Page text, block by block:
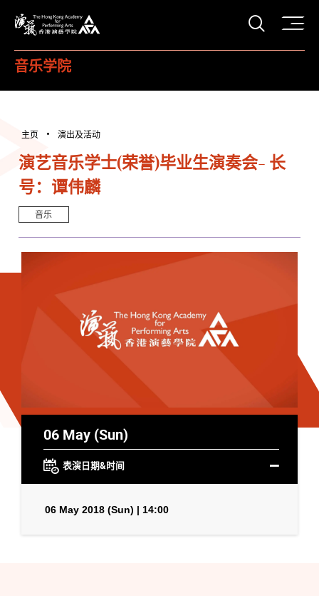
打开
音乐学院
主页 演出及活动
演艺音乐学士(荣誉)毕业生演奏会- 长
号：谭伟麟
音乐
06 May (Sun)
表演日期&时间
06 May 2018 (Sun) | 14:00